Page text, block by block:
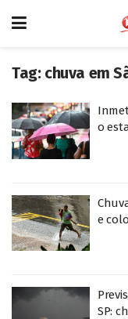
Tag: chuva em
o
e
SP: